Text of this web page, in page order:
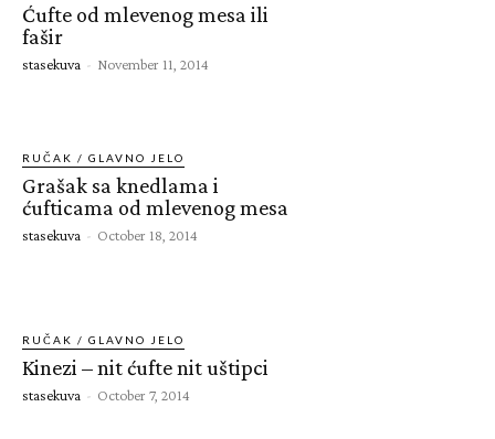
Ćufte od mlevenog mesa ili
fašir
stasekuva - November 11, 2014
RUČAK / GLAVNO JELO
Grašak sa knedlama i
ćufticama od mlevenog mesa
stasekuva - October 18, 2014
RUČAK / GLAVNO JELO
Kinezi – nit ćufte nit uštipci
stasekuva - October 7, 2014